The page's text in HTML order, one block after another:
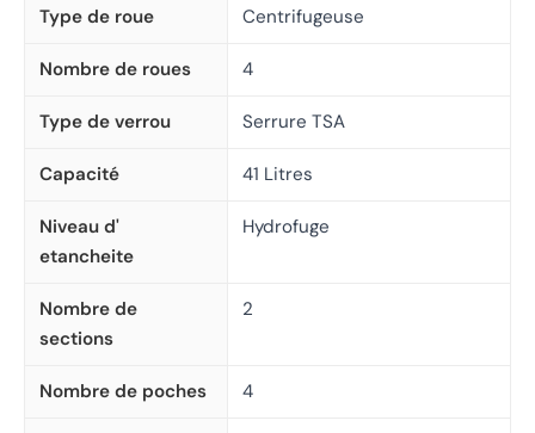
Type de roue Centrifugeuse
Nombre de roues 4
Type de verrou Serrure TSA
Capacité 41 Litres
Niveau d'
etancheite
Hydrofuge
Nombre de
sections
2
Nombre de poches 4